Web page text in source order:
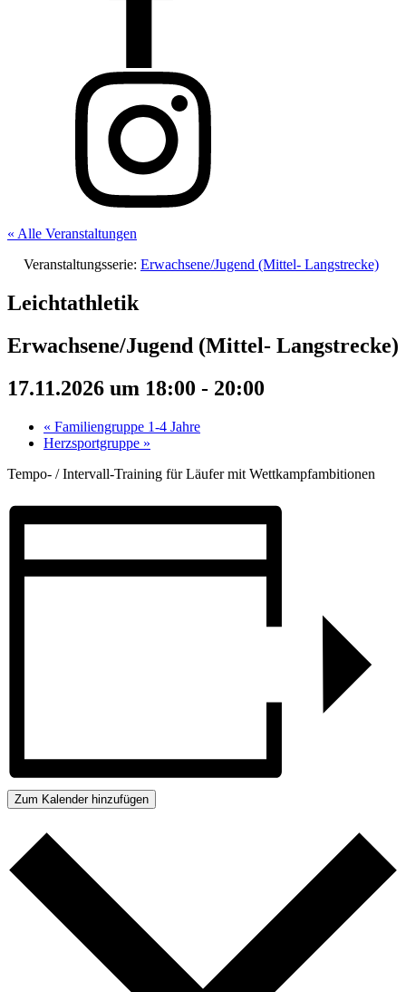
« Alle Veranstaltungen
Veranstaltungsserie: Erwachsene/Jugend (Mittel- Langstrecke)
Leichtathletik
Erwachsene/Jugend (Mittel- Langstrecke)
17.11.2026 um 18:00 - 20:00
« Familiengruppe 1-4 Jahre
Herzsportgruppe »
Tempo- / Intervall-Training für Läufer mit Wettkampfambitionen
Zum Kalender hinzufügen